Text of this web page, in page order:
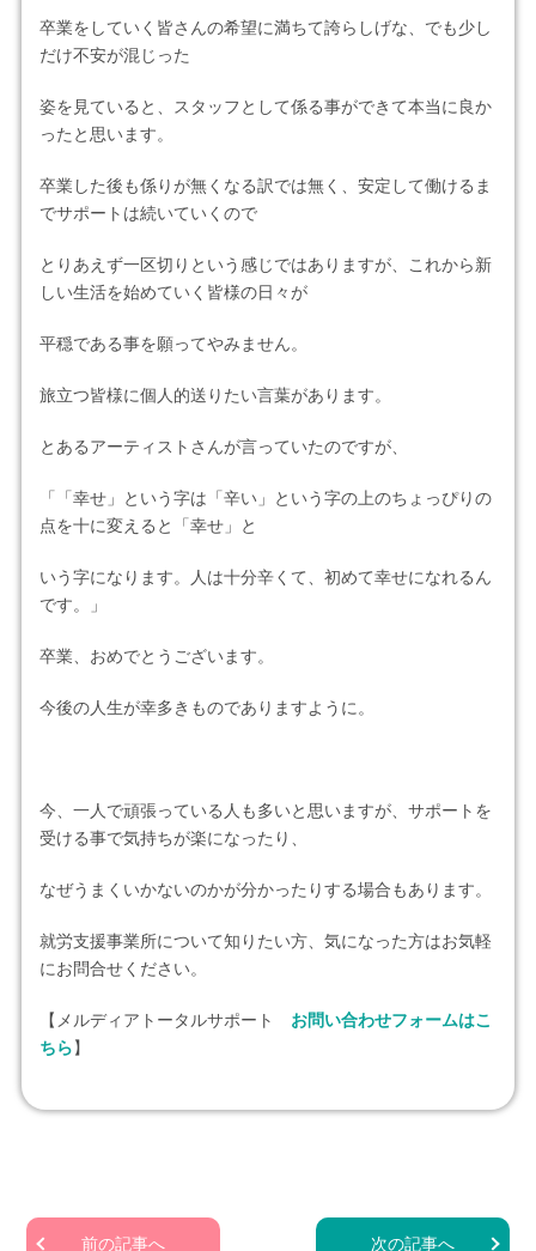
卒業をしていく皆さんの希望に満ちて誇らしげな、でも少し
だけ不安が混じった
姿を見ていると、スタッフとして係る事ができて本当に良か
ったと思います。
卒業した後も係りが無くなる訳では無く、安定して働けるま
でサポートは続いていくので
とりあえず一区切りという感じではありますが、これから新
しい生活を始めていく皆様の日々が
平穏である事を願ってやみません。
旅立つ皆様に個人的送りたい言葉があります。
とあるアーティストさんが言っていたのですが、
「「幸せ」という字は「辛い」という字の上のちょっぴりの
点を十に変えると「幸せ」と
いう字になります。人は十分辛くて、初めて幸せになれるん
です。」
卒業、おめでとうございます。
今後の人生が幸多きものでありますように。
今、一人で頑張っている人も多いと思いますが、サポートを
受ける事で気持ちが楽になったり、
なぜうまくいかないのかが分かったりする場合もあります。
就労支援事業所について知りたい方、気になった方はお気軽
にお問合せください。
【メルディアトータルサポート お問い合わせフォームはこ
ちら】
前の記事へ 次の記事へ